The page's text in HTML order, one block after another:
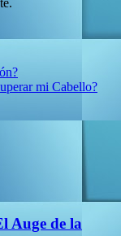
mi Cabello?
Auge de la